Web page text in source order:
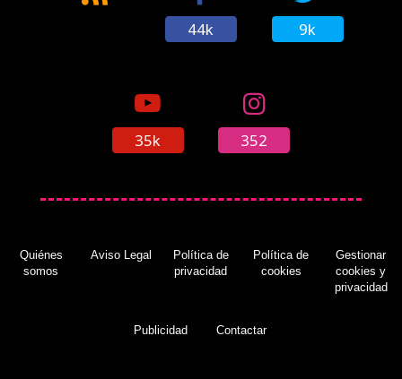
44k 9k
35k 352
Quiénes
somos
Aviso Legal
Política de
privacidad
Política de
cookies
Gestionar
cookies y
privacidad
Publicidad Contactar